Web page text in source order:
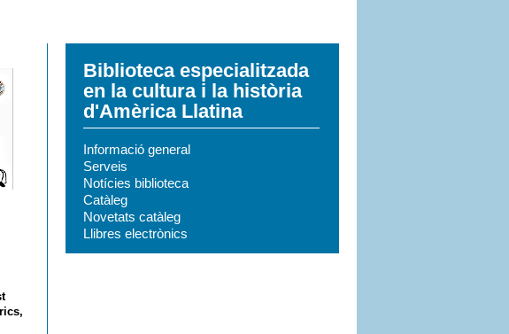
Biblioteca especialitzada
en la cultura i la història
d'Amèrica Llatina
Informació general
Serveis
Notícies biblioteca
Catàleg
Novetats catàleg
Llibres electrònics